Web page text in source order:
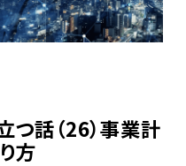
話（26）事業計
方